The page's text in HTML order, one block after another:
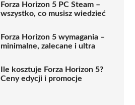
Forza Horizon 5 PC Steam –
wszystko, co musisz wiedzieć
Forza Horizon 5 wymagania –
minimalne, zalecane i ultra
Ile kosztuje Forza Horizon 5?
Ceny edycji i promocje